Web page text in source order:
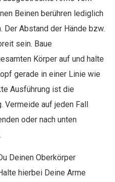
Beinen berühren lediglich
Abstand der Hände bzw.
sein. Baue
Körper auf und halte
gerade in einer Linie wie
Ausführung ist die
Vermeide auf jeden Fall
oder nach unten
Deinen Oberkörper
hierbei Deine Arme